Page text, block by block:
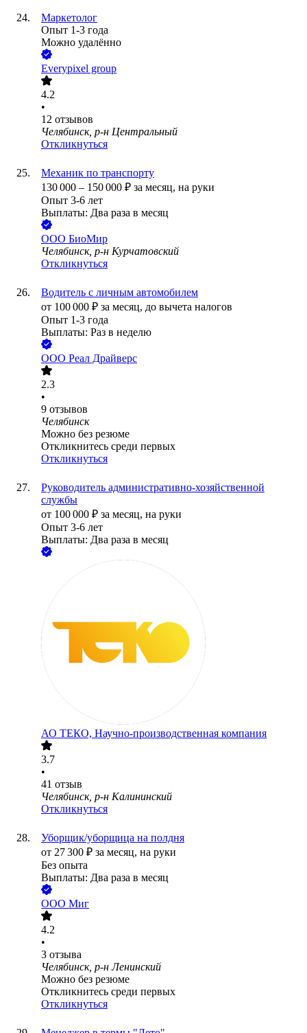
Маркетолог
Опыт 1-3 года
Можно удалённо
Everypixel group
4.2
•
12 отзывов
Челябинск, р-н Центральный
Откликнуться
Механик по транспорту
130 000 – 150 000 ₽ за месяц, на руки
Опыт 3-6 лет
Выплаты: Два раза в месяц
ООО БиоМир
Челябинск, р-н Курчатовский
Откликнуться
Водитель с личным автомобилем
от 100 000 ₽ за месяц, до вычета налогов
Опыт 1-3 года
Выплаты: Раз в неделю
ООО Реал Драйверс
2.3
•
9 отзывов
Челябинск
Можно без резюме
Откликнитесь среди первых
Откликнуться
Руководитель административно-хозяйственной
службы
от 100 000 ₽ за месяц, на руки
Опыт 3-6 лет
Выплаты: Два раза в месяц
АО ТЕКО, Научно-производственная компания
3.7
•
41 отзыв
Челябинск, р-н Калининский
Откликнуться
Уборщик/уборщица на полдня
от 27 300 ₽ за месяц, на руки
Без опыта
Выплаты: Два раза в месяц
ООО Миг
4.2
•
3 отзыва
Челябинск, р-н Ленинский
Можно без резюме
Откликнитесь среди первых
Откликнуться